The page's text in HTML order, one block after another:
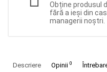
Obține produsul
fără a ieși din
managerii noștri.
Descriere Opinii 0